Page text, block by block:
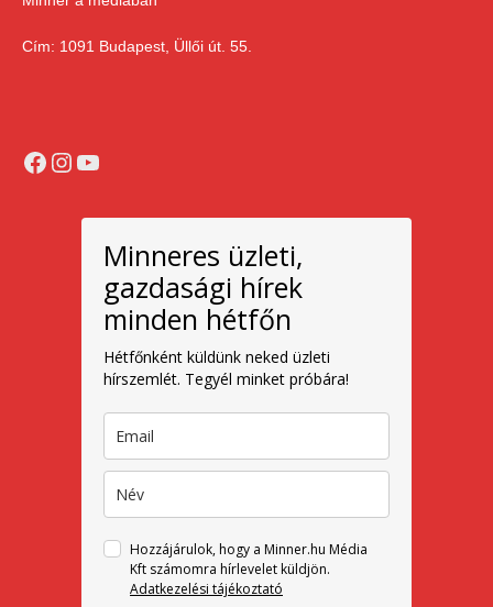
Cím: 1091 Budapest, Üllői út. 55.
Facebook
Instagram
YouTube
Minneres üzleti,
gazdasági hírek
minden hétfőn
Hétfőnként küldünk neked üzleti
hírszemlét. Tegyél minket próbára!
Hozzájárulok, hogy a Minner.hu Média
Kft számomra hírlevelet küldjön.
Adatkezelési tájékoztató